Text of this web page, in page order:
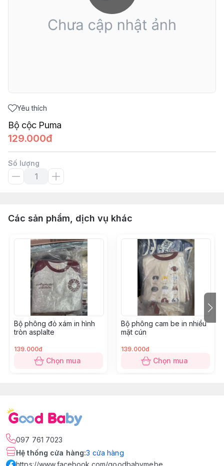
Yêu thích
Bộ cộc Puma
129.000đ
Số lượng
Các sản phẩm, dịch vụ khác
Bộ phông đỏ xám in hình
tròn asplalte
139.000đ
Chọn mua
Bộ phông cam be in nhiều
mặt cún
139.000đ
Chọn mua
097 761 7023
Hệ thống cửa hàng:3 cửa hàng
https://www.facebook.com/goodbabymebe